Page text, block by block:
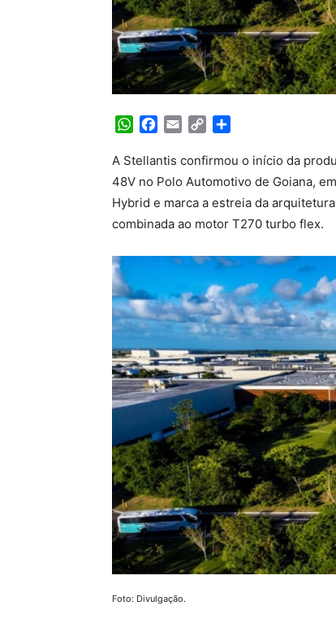
WhatsApp
Facebook
Email Copy
A Stellantis confirmou o início da
48V no Polo Automotivo de Goiana,
Hybrid e marca a estreia da
combinada ao motor T270 turbo flex.
Foto: Divulgação.